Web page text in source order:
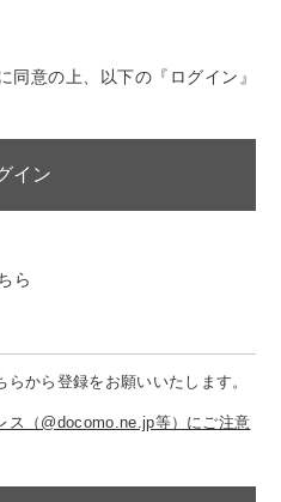
から登録をお願いいたします。
ス（@docomo.ne.jp等）にご注意
同意の上、以下の『ログイン』
イン
ら